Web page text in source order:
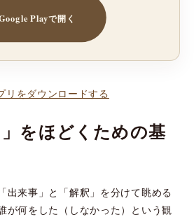
Playで開く
リをダウンロードする
」をほどくための基
出来事」と「解釈」を分けて眺める
が何をした（しなかった）という観